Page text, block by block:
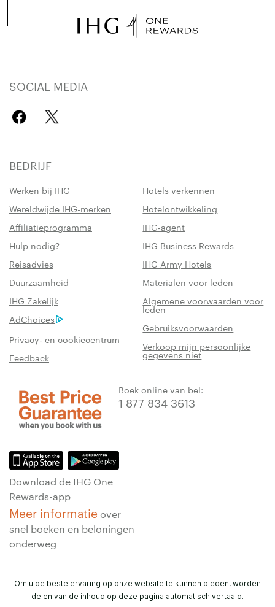
SOCIAL MEDIA
BEDRIJF
Werken bij IHG
Hotels verkennen
Wereldwijde IHG-merken
Hotelontwikkeling
Affiliatieprogramma
IHG-agent
Hulp nodig?
IHG Business Rewards
Reisadvies
IHG Army Hotels
Duurzaamheid
Materialen voor leden
IHG Zakelijk
Algemene voorwaarden voor
leden
AdChoices
Gebruiksvoorwaarden
Privacy- en cookiecentrum
Verkoop mijn persoonlijke
gegevens niet
Feedback
Boek online van bel:
1 877 834 3613
Download de IHG One
Rewards-app
Meer informatie over
snel boeken en beloningen
onderweg
Om u de beste ervaring op onze website te kunnen bieden, worden
delen van de inhoud op deze pagina automatisch vertaald.